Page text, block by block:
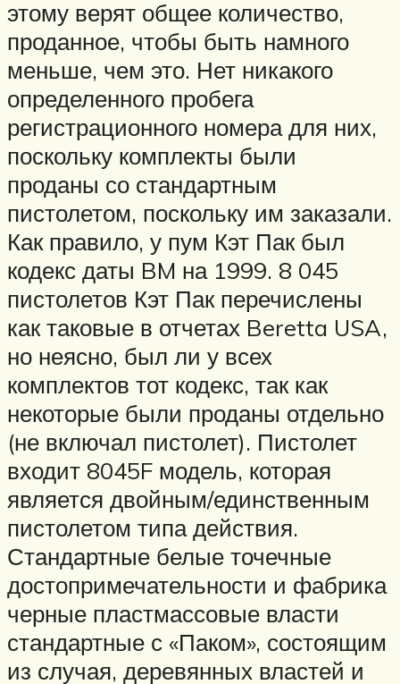
этому верят общее количество,
проданное, чтобы быть намного
меньше, чем это. Нет никакого
определенного пробега
регистрационного номера для них,
поскольку комплекты были
проданы со стандартным
пистолетом, поскольку им заказали.
Как правило, у пум Кэт Пак был
кодекс даты BM на 1999. 8 045
пистолетов Кэт Пак перечислены
как таковые в отчетах Beretta USA,
но неясно, был ли у всех
комплектов тот кодекс, так как
некоторые были проданы отдельно
(не включал пистолет). Пистолет
входит 8045F модель, которая
является двойным/единственным
пистолетом типа действия.
Стандартные белые точечные
достопримечательности и фабрика
черные пластмассовые власти
стандартные с «Паком», состоящим
из случая, деревянных властей и